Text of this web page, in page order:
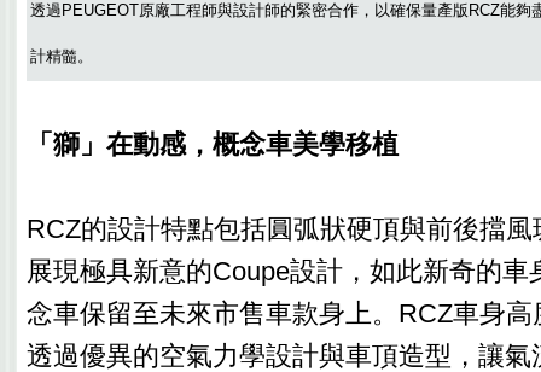
透過PEUGEOT原廠工程師與設計師的緊密合作，以確保量產版RCZ能夠
計精髓。
「獅」在動感，概念車美學移植
RCZ的設計特點包括圓弧狀硬頂與前後擋
展現極具新意的Coupe設計，如此新奇的車
念車保留至未來市售車款身上。RCZ車身
透過優異的空氣力學設計與車頂造型，讓